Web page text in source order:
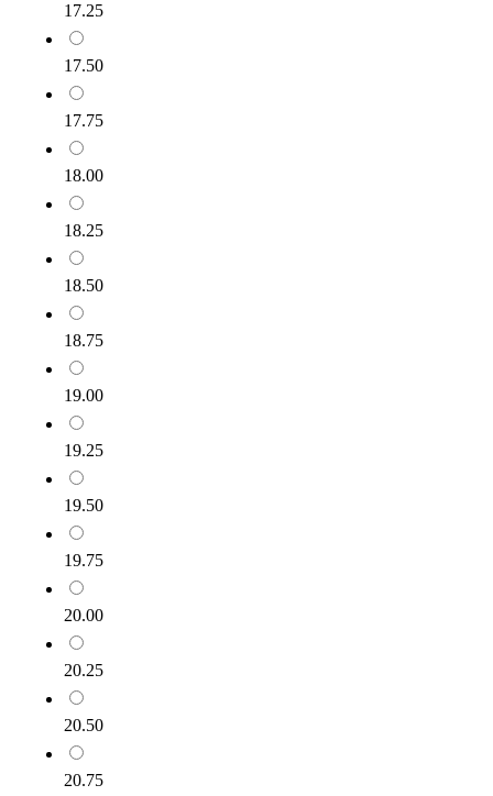
17.25
17.50
17.75
18.00
18.25
18.50
18.75
19.00
19.25
19.50
19.75
20.00
20.25
20.50
20.75